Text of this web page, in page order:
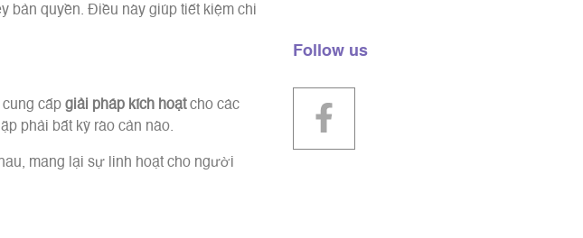
bản quyền. Điều này giúp tiết kiệm chi
cung cấp giải pháp kích hoạtcho các
phải bất kỳ rào cản nào.
mang lại sự linh hoạt cho người
landscape, exploring how regulations affect Bitcoin
gambling enterprises and you may what it opportinity
Follow us